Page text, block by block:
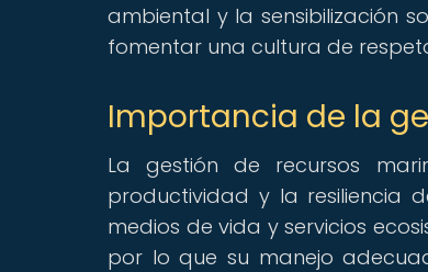
ambiental y la sensibilización
fomentar una cultura de
Importancia de la
La gestión de recursos
productividad y la resiliencia
medios de vida y servicios
por lo que su manejo